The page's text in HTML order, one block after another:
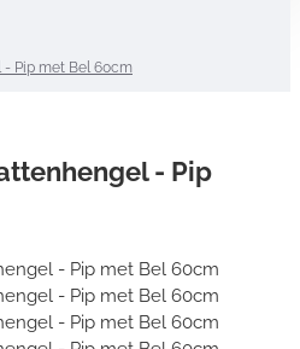
- Pip met Bel 60cm
- Pip